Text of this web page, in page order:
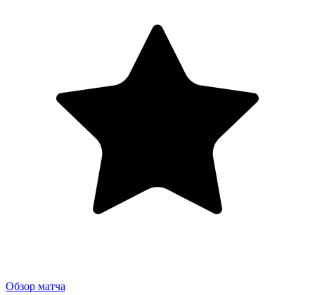
Обзор матча